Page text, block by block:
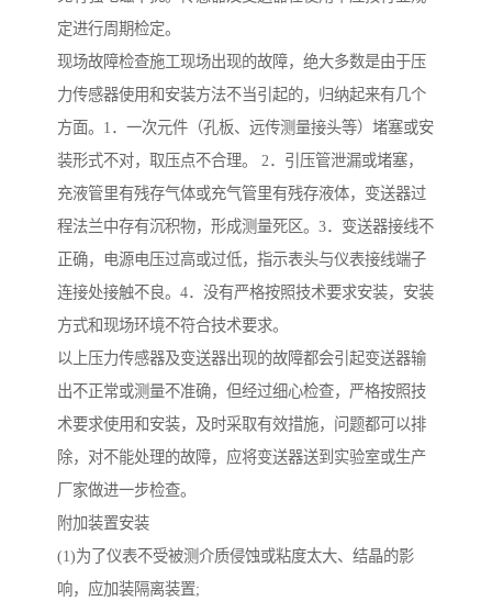
定进行周期检定。
现场故障检查施工现场出现的故障，绝大多数是由于压
力传感器使用和安装方法不当引起的，归纳起来有几个
方面。1．一次元件（孔板、远传测量接头等）堵塞或安
装形式不对，取压点不合理。 2．引压管泄漏或堵塞，
充液管里有残存气体或充气管里有残存液体，变送器过
程法兰中存有沉积物，形成测量死区。3．变送器接线不
正确，电源电压过高或过低，指示表头与仪表接线端子
连接处接触不良。4．没有严格按照技术要求安装，安装
方式和现场环境不符合技术要求。
以上压力传感器及变送器出现的故障都会引起变送器输
出不正常或测量不准确，但经过细心检查，严格按照技
术要求使用和安装，及时采取有效措施，问题都可以排
除，对不能处理的故障，应将变送器送到实验室或生产
厂家做进一步检查。
附加装置安装
(1)为了仪表不受被测介质侵蚀或粘度太大、结晶的影
响，应加装隔离装置;